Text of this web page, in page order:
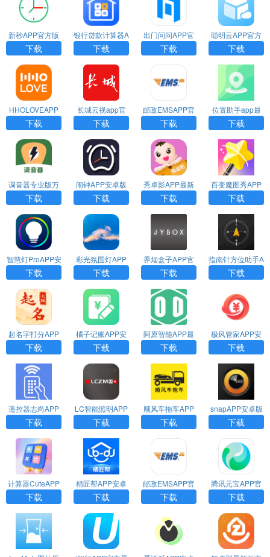
新秒APP官方版
下载
下载
银行贷款计算器A
PP最新版下载
下载
出门问问APP官
方版下载
下载
聪明云APP官方
版下载
下载
HHOLOVEAPP
官方版
下载
长城云视app官
方版下载安装最
新版
下载
邮政EMSAPP官
方版下载
下载
位置助手app最
新版免费下载
下载
调音器专业版万
能版免费下载使
用
下载
闹钟APP安卓版
下载
下载
秀卓影APP最新
版下载
下载
百变魔图秀APP
最新版下载
下载
智慧灯ProAPP安
卓版下载
下载
彩光氛围灯APP
安卓版下载
下载
界烟盒子APP官
方版下载
下载
指南针方位助手A
PP安卓版下载
下载
起名字打分APP
官方版下载
下载
橘子记账APP安
卓版下载
下载
阿原智能APP最
新版下载
下载
极风管家APP安
卓版下载
下载
遥控器志尚APP
安卓版下载
下载
LC智能照明APP
最新版免费下载
下载
顺风车拖车APP
安卓版下载
下载
snapAPP安卓版
下载
下载
计算器CuteAPP
2024最新安卓版
下载
下载
精匠帮APP安卓
版下载
下载
邮政EMSAPP官
方版下载
下载
腾讯元宝APP官
方最新版
下载